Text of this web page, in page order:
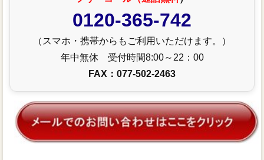
0120-365-742
（スマホ・携帯からもご利用いただけます。）
年中無休 受付時間8:00～22：00
FAX：077-502-2463